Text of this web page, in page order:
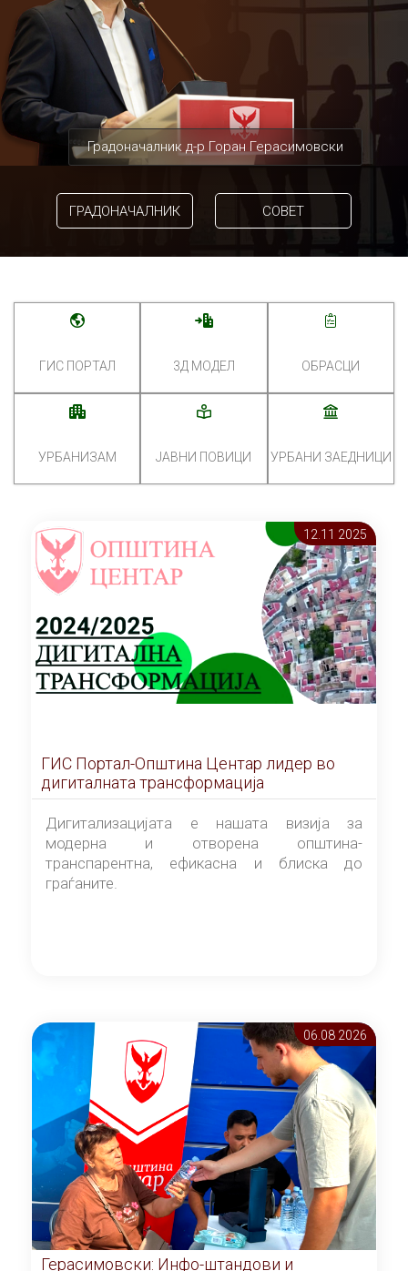
Градоначалник д-р Горан Герасимовски
ГРАДОНАЧАЛНИК СОВЕТ
ГИС ПОРТАЛ 3Д МОДЕЛ ОБРАСЦИ
УРБАНИЗАМ ЈАВНИ ПОВИЦИ УРБАНИ ЗАЕДНИЦИ
12.11 2025
ГИС Портал-Општина Центар лидер во
дигиталната трансформација
Дигитализацијата е нашата визија за
модерна и отворена општина-
транспарентна, ефикасна и блиска до
граѓаните.
06.08 2026
Герасимовски: Инфо-штандови и